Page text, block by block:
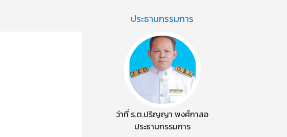
ประธานกรรมการ
ว่าที่ ร.ต.ปริญญา พงศ์กาสอ
ประธานกรรมการ